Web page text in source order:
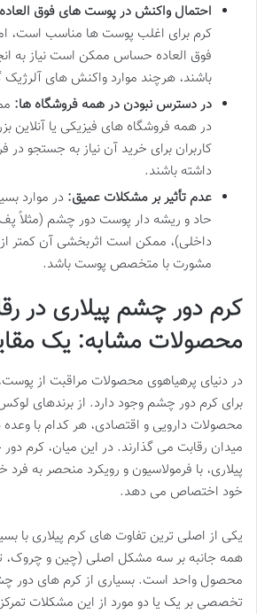
احتمال واکنش در پوست های فوق
کرم برای اغلب پوست ها مناسب است،
فوق العاده حساس ممکن است نیاز به
باشند، هرچند موارد واکنش های
در دسترس نبودن در همه فروشگاه ها:
در همه فروشگاه های فیزیکی یا آنلاین
کاربران برای خرید آن نیاز به جستجو
داشته باشند.
عدم تأثیر بر مشکلات عمیق: در موارد
حاد و ریشه دار پوست دور چشم (مثلاً
داخلی)، ممکن است اثربخشی آن کمتر از
مشورت با متخصص پوست باشد.
کرم دور چشم پیلاری در
محصولات مشابه: یک
در دنیای پرهیاهوی محصولات مراقبت از
برای کرم دور چشم وجود دارد. از برندهای
محصولات دارویی و اقتصادی، هر کدام با
پیلاری، با فرمولاسیون و رویکرد منحصر به
خود اختصاص می دهد.
یکی از اصلی ترین تفاوت های کرم پیلاری با
همه جانبه بر سه مشکل اصلی (چین و چروک،
محصول واحد است. بسیاری از کرم های دور
تخصصی بر یک یا دو مورد از این مشکلات تمرکز